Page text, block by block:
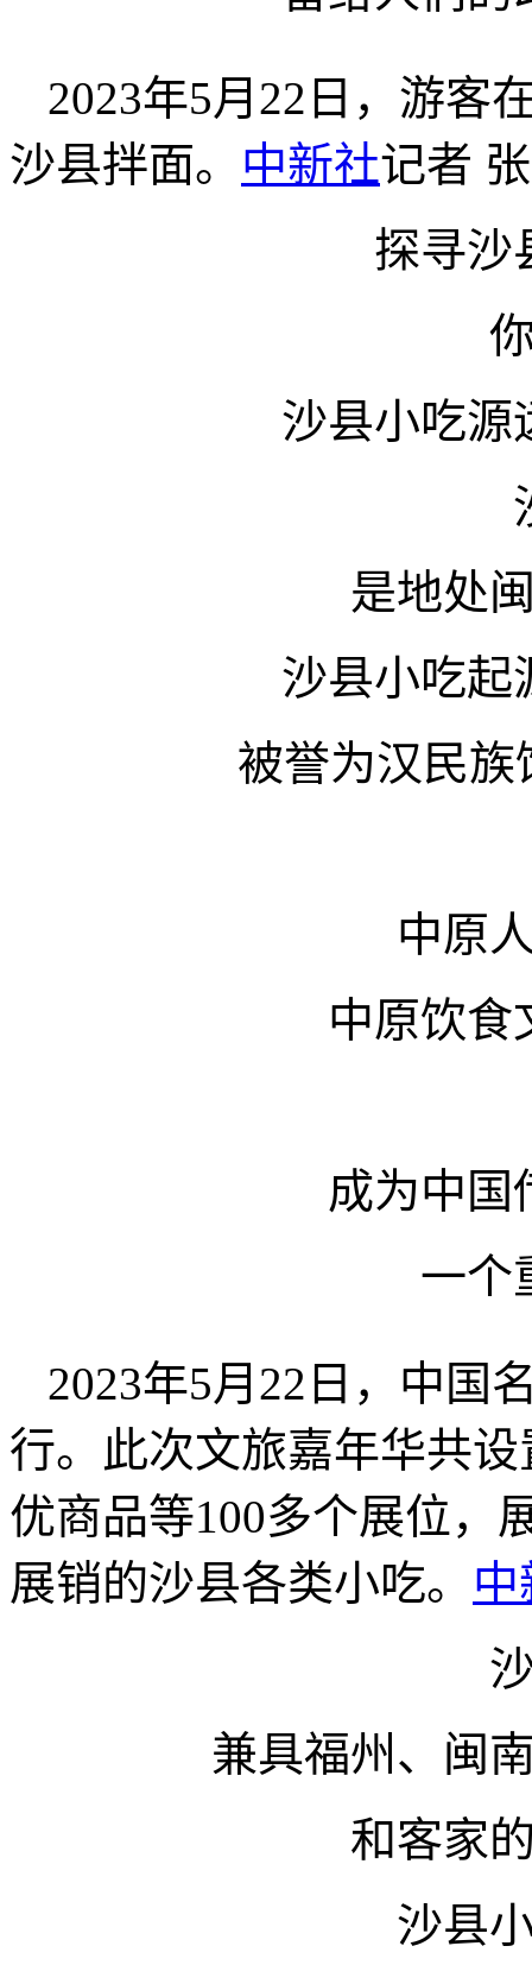
2023年5月22日，游客
沙县拌面。 中新社记者
探寻沙
沙县小吃源
是地处
沙县小吃起
被誉为汉民族
中原
中原饮食
成为中国
一个
2023年5月22日，中国
行。此次文旅嘉年华共
优商品等100多个展位，
展销的沙县各类小吃。 中
兼具福州、闽
和客家
沙县